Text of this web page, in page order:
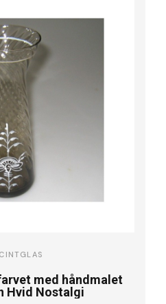
med håndmalet
Hvid Nostalgi